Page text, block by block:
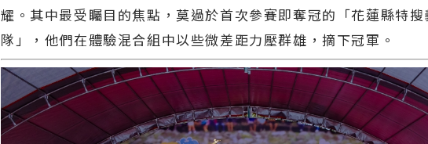
耀。其中最受矚目的焦點，莫過於首次參賽即奪冠的「花蓮縣特
隊」，他們在體驗混合組中以些微差距力壓群雄，摘下冠軍。